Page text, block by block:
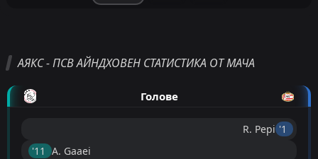
АЯКС - ПСВ АЙНДХОВЕН СТАТИСТИКА ОТ МАЧА
Голове
R. Pepi '1 ︎
'11 ︎
A. Gaaei